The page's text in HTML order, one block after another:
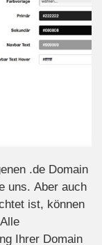
.de Domain
uns. Aber auch
ist, können
Ihrer Domain